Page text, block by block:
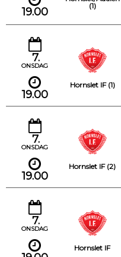
19.00
(1)
7.
ONSDAG
19.00
Hornslet IF (1)
7.
ONSDAG
19.00
Hornslet IF (2)
7.
ONSDAG
Hornslet IF